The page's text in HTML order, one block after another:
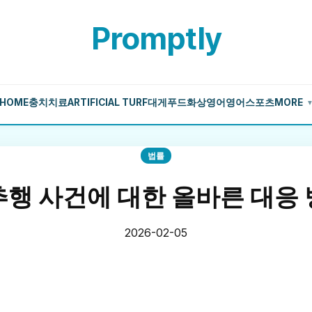
Promptly
충치치료ARTIFICIAL TURF대게 푸드화상영어 영어 스포츠MORE ▼
법률
행 사건에 대한 올바른 대응
2026-02-05